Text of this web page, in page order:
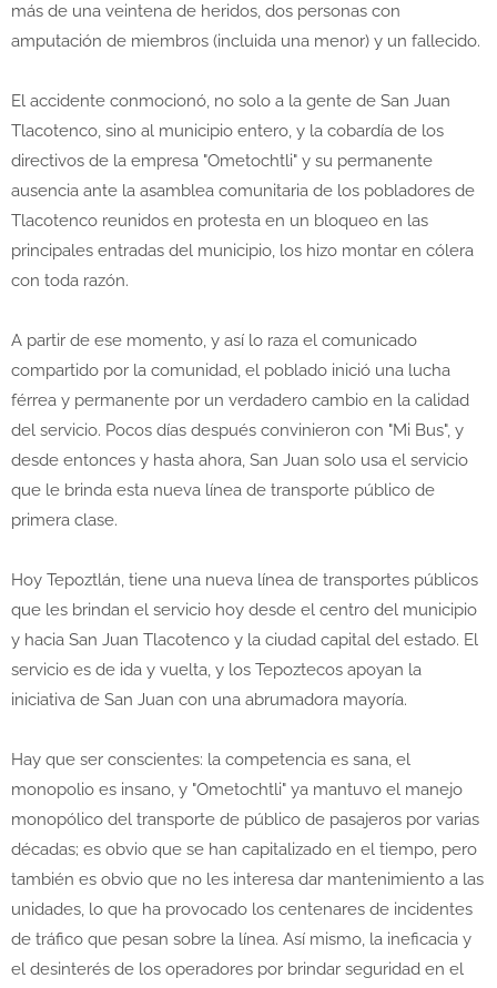
más de una veintena de heridos, dos personas con
amputación de miembros (incluida una menor) y un fallecido.
El accidente conmocionó, no solo a la gente de San Juan
Tlacotenco, sino al municipio entero, y la cobardía de los
directivos de la empresa "Ometochtli" y su permanente
ausencia ante la asamblea comunitaria de los pobladores de
Tlacotenco reunidos en protesta en un bloqueo en las
principales entradas del municipio, los hizo montar en cólera
con toda razón.
A partir de ese momento, y así lo raza el comunicado
compartido por la comunidad, el poblado inició una lucha
férrea y permanente por un verdadero cambio en la calidad
del servicio. Pocos días después convinieron con "Mi Bus", y
desde entonces y hasta ahora, San Juan solo usa el servicio
que le brinda esta nueva línea de transporte público de
primera clase.
Hoy Tepoztlán, tiene una nueva línea de transportes públicos
que les brindan el servicio hoy desde el centro del municipio
y hacia San Juan Tlacotenco y la ciudad capital del estado. El
servicio es de ida y vuelta, y los Tepoztecos apoyan la
iniciativa de San Juan con una abrumadora mayoría.
Hay que ser conscientes: la competencia es sana, el
monopolio es insano, y "Ometochtli" ya mantuvo el manejo
monopólico del transporte de público de pasajeros por varias
décadas; es obvio que se han capitalizado en el tiempo, pero
también es obvio que no les interesa dar mantenimiento a las
unidades, lo que ha provocado los centenares de incidentes
de tráfico que pesan sobre la línea. Así mismo, la ineficacia y
el desinterés de los operadores por brindar seguridad en el